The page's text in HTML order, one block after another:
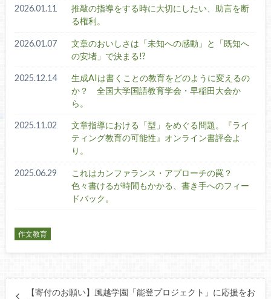
2026.01.11
推敲の指導をする時に大切にしたい、助言を断
る権利。
2026.01.07
文章のおいしさは「未知への感動」と「既知へ
の安堵」で決まる!?
2025.12.14
生成AIは書くことの教育をどのように変えるの
か？ 全国大学国語教育学会・早稲田大会か
ら。
2025.11.02
文章指導における「型」をめぐる問題。『ライ
ティング教育の可能性』オンライン書評会よ
り。
2025.06.29
これはカンファランス・アプローチの罠？
色々書けるが時間もかかる、書き手へのフィー
ドバック。
作文教育
【寄付のお願い】風越学園「能登プロジェクト」に応援をお